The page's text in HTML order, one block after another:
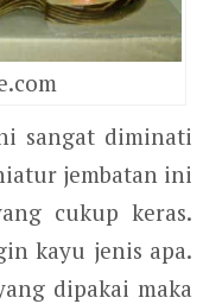
sangat diminati
jembatan ini
cukup keras.
kayu jenis apa.
dipakai maka